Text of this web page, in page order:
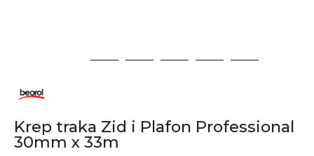
2 3 4 5 6
Krep traka Zid i Plafon Professional
30mm x 33m